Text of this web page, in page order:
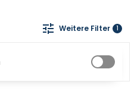
Weitere Filter 1